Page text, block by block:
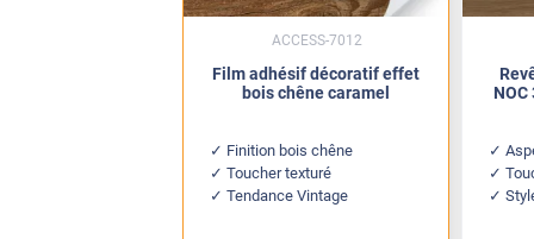
Film adhésif décoratif effet
bois chêne caramel
Finition bois chêne
Toucher texturé
Tendance Vintage
ACCESS-7012